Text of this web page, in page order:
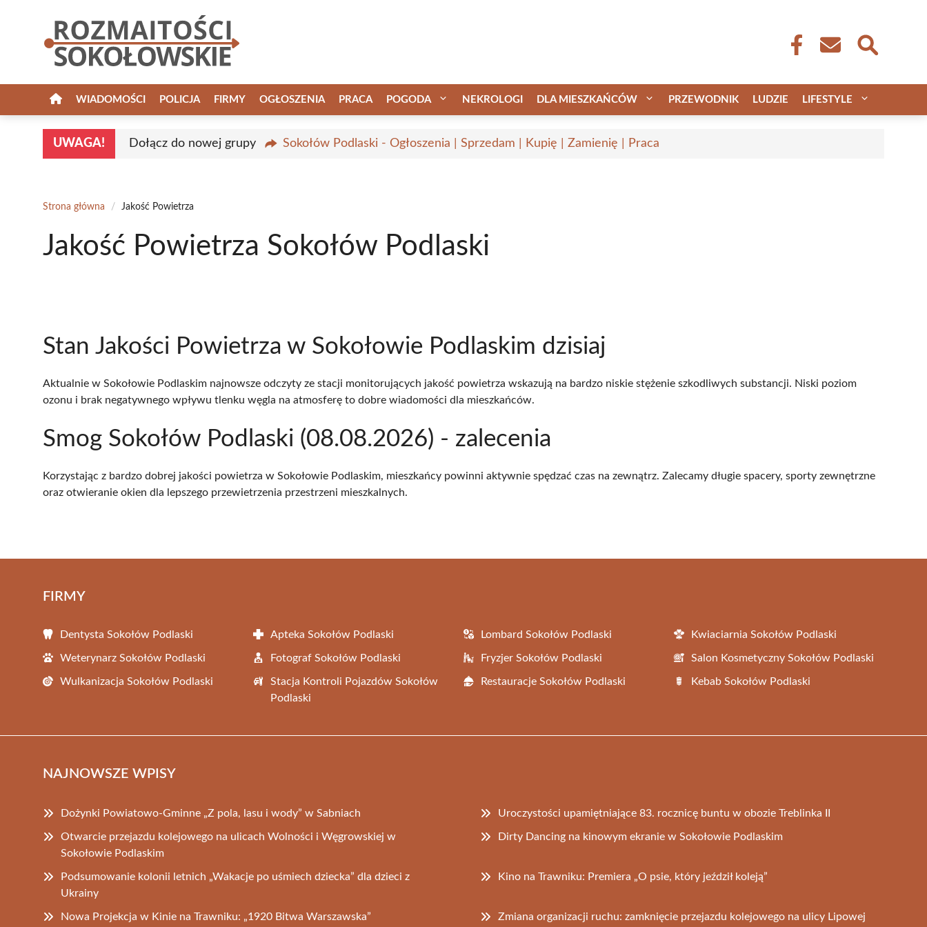
WIADOMOŚCI POLICJA FIRMY OGŁOSZENIA PRACA POGODA NEKROLOGI DLA MIESZKAŃCÓW PRZEWODNIK LUDZIE LIFESTYLE
UWAGA! Dołącz do nowej grupy Sokołów Podlaski - Ogłoszenia | Sprzedam | Kupię | Zamienię | Praca
Strona główna / Jakość Powietrza
Jakość Powietrza Sokołów Podlaski
Stan Jakości Powietrza w Sokołowie Podlaskim dzisiaj
Aktualnie w Sokołowie Podlaskim najnowsze odczyty ze stacji monitorujących jakość powietrza wskazują na bardzo niskie stężenie szkodliwych substancji. Niski poziom
ozonu i brak negatywnego wpływu tlenku węgla na atmosferę to dobre wiadomości dla mieszkańców.
Smog Sokołów Podlaski (08.08.2026) - zalecenia
Korzystając z bardzo dobrej jakości powietrza w Sokołowie Podlaskim, mieszkańcy powinni aktywnie spędzać czas na zewnątrz. Zalecamy długie spacery, sporty zewnętrzne
oraz otwieranie okien dla lepszego przewietrzenia przestrzeni mieszkalnych.
FIRMY
Dentysta Sokołów Podlaski Apteka Sokołów Podlaski Lombard Sokołów Podlaski Kwiaciarnia Sokołów Podlaski
Weterynarz Sokołów Podlaski Fotograf Sokołów Podlaski Fryzjer Sokołów Podlaski Salon Kosmetyczny Sokołów Podlaski
Wulkanizacja Sokołów Podlaski
Stacja Kontroli Pojazdów Sokołów
Podlaski
Restauracje Sokołów Podlaski Kebab Sokołów Podlaski
NAJNOWSZE WPISY
Dożynki Powiatowo-Gminne „Z pola, lasu i wody” w Sabniach Uroczystości upamiętniające 83. rocznicę buntu w obozie Treblinka II
Otwarcie przejazdu kolejowego na ulicach Wolności i Węgrowskiej w
Sokołowie Podlaskim
Dirty Dancing na kinowym ekranie w Sokołowie Podlaskim
Podsumowanie kolonii letnich „Wakacje po uśmiech dziecka” dla dzieci z
Ukrainy
Kino na Trawniku: Premiera „O psie, który jeździł koleją”
Nowa Projekcja w Kinie na Trawniku: „1920 Bitwa Warszawska” Zmiana organizacji ruchu: zamknięcie przejazdu kolejowego na ulicy Lipowej